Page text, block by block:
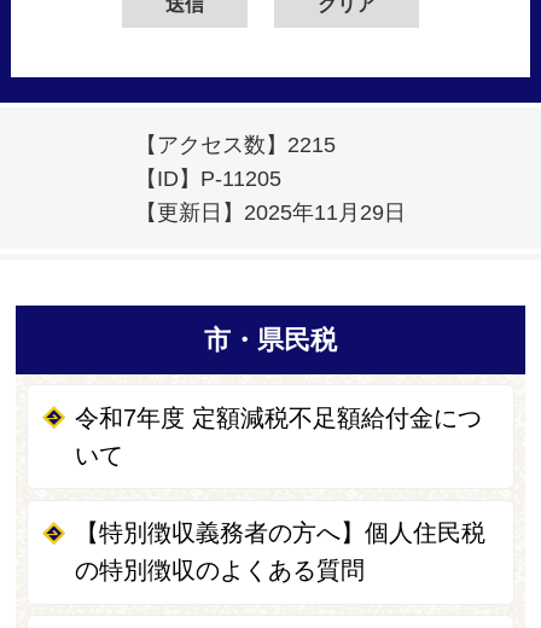
【アクセス数】 2215
【ID】 P-11205
【更新日】 2025年11月29日
市・県民税
令和7年度 定額減税不足額給付金につ
いて
【特別徴収義務者の方へ】個人住民税
の特別徴収のよくある質問